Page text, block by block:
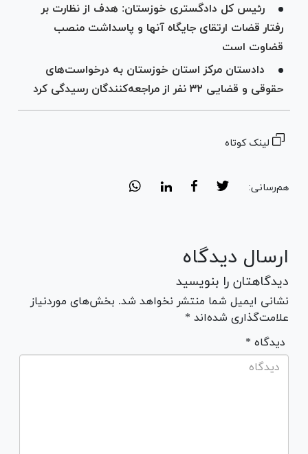
رئیس کل دادگستری خوزستان: هدف از نظارت بر
رفتار قضات ارتقای جایگاه آنها و پاسداشت منصب
قضاوت است
دادستان مرکز استان خوزستان به درخواست‌های
حقوقی و قضایی ۳۲ نفر از مراجعه‌کنندگان رسیدگی کرد
لینک کوتاه
هم‌رسانی:
ارسال دیدگاه
دیدگاهتان را بنویسید
نشانی ایمیل شما منتشر نخواهد شد. بخش‌های موردنیاز
علامت‌گذاری شده‌اند *
* دیدگاه